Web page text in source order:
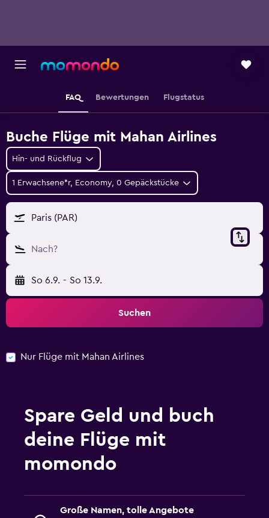
FAQ Bewertungen Flugstatus
Buche Flüge mit Mahan Airlines
Hin- und Rückflug
1 Erwachsene*r, Economy, 0 Gepäckstücke
Paris (PAR)
Nach?
So 6.9. - So 13.9.
Suchen
Nur Flüge mit Mahan Airlines
Spare Geld und buch
deine Flüge mit
momondo
Große Namen, tolle Angebote